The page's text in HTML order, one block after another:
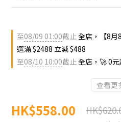
至08/09 01:00截止全店，【8月
選滿 $2488 立減 $488
至08/10 10:00截止全店，🚀 0
查看更
HK$558.00